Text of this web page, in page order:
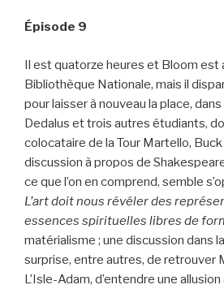
Épisode 9
Il est quatorze heures et Bloom est
Bibliothèque Nationale, mais il
pour laisser à nouveau la place,
Dedalus et trois autres étudiants,
colocataire de la Tour Martello,
discussion à propos de
ce que l’on en comprend, semble
L’art doit nous révéler des
essences spirituelles libres de
matérialisme ; une discussion dans
surprise, entre autres, de retrouver
L’Isle-Adam, d’entendre une